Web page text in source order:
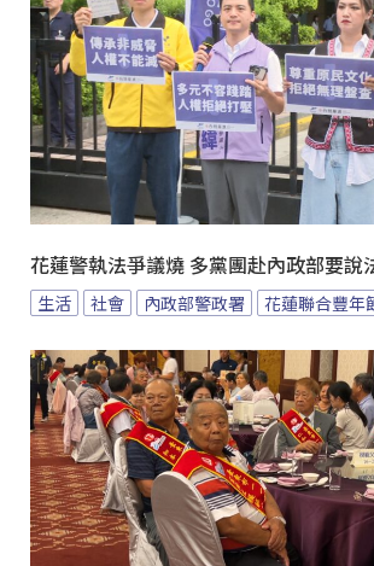
花蓮警執法爭議燒 多黨團赴內政部要說
生活 社會 內政部警政署 花蓮聯合豐年